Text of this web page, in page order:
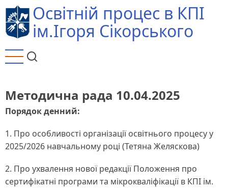
Перейти
до
основного
Освітній процес в КПІ
ім.Ігоря Сікорського
Методична рада 10.04.2025
Порядок денний:
1. Про особливості організації освітнього процесу у
2025/2026 навчальному році (Тетяна Желяскова)
2. Про ухвалення нової редакції Положення про
сертифікатні програми та мікрокваліфікації в КПІ ім.